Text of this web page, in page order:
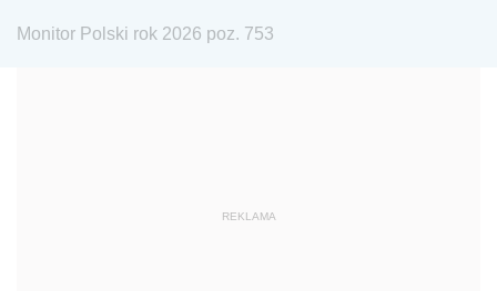
1975 1974
1959
Monitor Polski rok 2026 poz. 753
REKLAMA